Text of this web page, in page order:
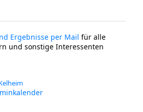
Ergebnisse per Mail für alle
und sonstige Interessenten